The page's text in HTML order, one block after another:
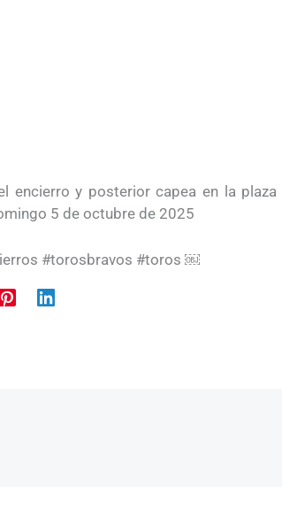
encierro y posterior capea en la
5 de octubre de 2025
#torosbravos #toros ￼